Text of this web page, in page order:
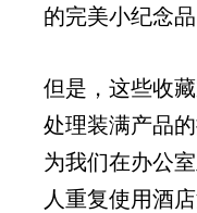
的完美小纪念品
但是，这些收
处理装满产品
为我们在办公
人重复使用酒